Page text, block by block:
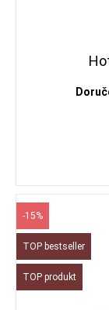
-15%
TOP bestseller
TOP produkt